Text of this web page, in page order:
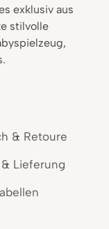
exklusiv aus
stilvolle
& Retoure
Lieferung